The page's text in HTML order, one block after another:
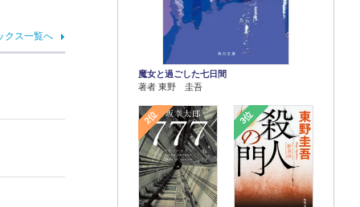
クス一覧へ
魔女と過ごした七日間
著者 東野 圭吾
2位 3位